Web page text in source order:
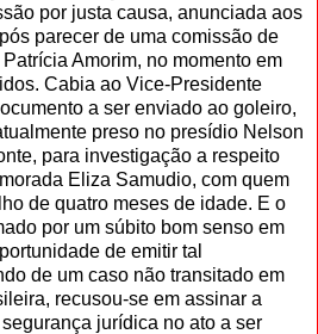
por justa causa, anunciada aos
parecer de uma comissão de
Amorim, no momento em
Cabia ao Vice-Presidente
a ser enviado ao goleiro,
preso no presídio Nelson
para investigação a respeito
Eliza Samudio, com quem
de quatro meses de idade. E o
por um súbito bom senso em
de emitir tal
de um caso não transitado em
recusou-se em assinar a
jurídica no ato a ser